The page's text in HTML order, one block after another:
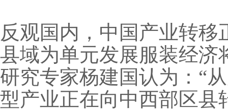
反观国内，中国产业转移
县域为单元发展服装经济
研究专家杨建国认为：“
型产业正在向中西部区县